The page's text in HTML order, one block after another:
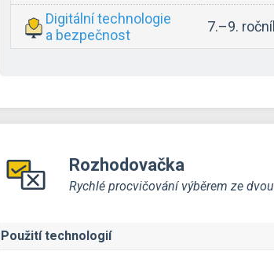
Digitální technologie
a bezpečnost
7.–9.
Rozhodovačka
Rychlé procvičování výběrem ze
Použití technologií